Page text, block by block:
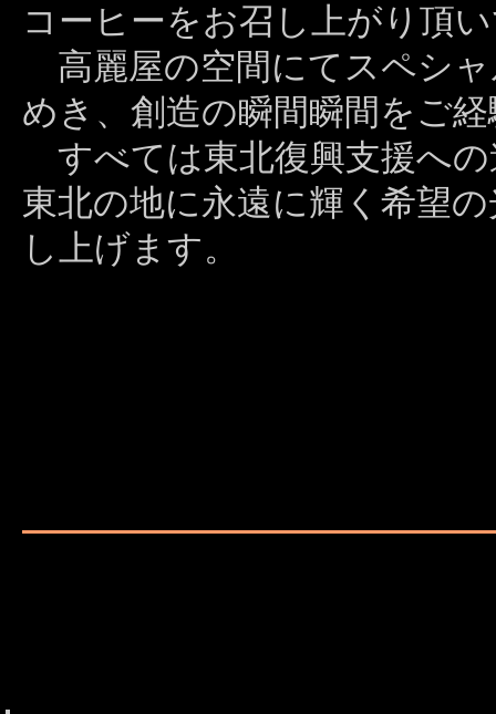
コーヒーをお召し上がり頂
高麗屋の空間にてスペシ
めき、創造の瞬間瞬間をご
すべては東北復興支援へ
東北の地に永遠に輝く希望
し上げます。